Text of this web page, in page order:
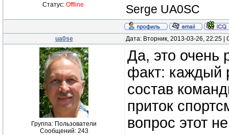
Статус: Offline Serge UA0SC
ua0se Дата: Вторник, 2013-03-26, 22:25
Группа: Пользователи
Сообщений: 243
Да, это очень
факт: каждый
состав
приток
вопрос этот